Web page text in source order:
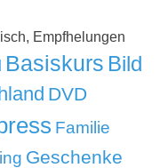
Empfhelungen
Basiskurs Bild
DVD
Familie
Geschenke